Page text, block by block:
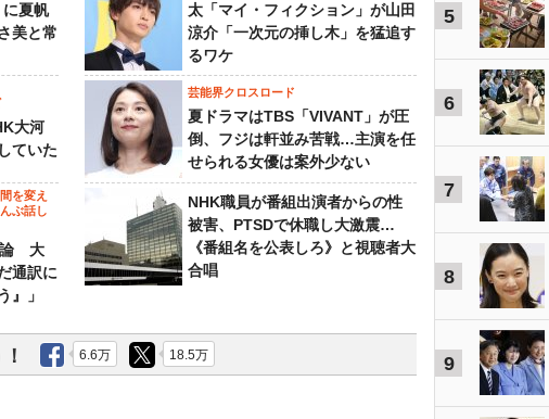
に夏帆
美と常
太「マイ・フィクション」が山田
涼介「一次元の挿し木」を猛追す
るワケ
大河
ていた
芸能界クロスロード
夏ドラマはTBS「VIVANT」が圧
倒、フジは軒並み苦戦…主演を任
せられる女優は案外少ない
を変え
ぶ話し
論 大
通訳に
』」
NHK職員が番組出演者からの性
被害、PTSDで休職し大激震…
《番組名を公表しろ》と視聴者大
合唱
6.6万 18.5万
5
6
7
8
9